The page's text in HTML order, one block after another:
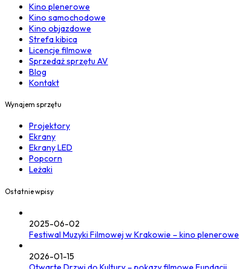
Kino plenerowe
Kino samochodowe
Kino objazdowe
Strefa kibica
Licencje filmowe
Sprzedaż sprzętu AV
Blog
Kontakt
Wynajem sprzętu
Projektory
Ekrany
Ekrany LED
Popcorn
Leżaki
Ostatnie wpisy
2025-06-02
Festiwal Muzyki Filmowej w Krakowie – kino plenerowe
2026-01-15